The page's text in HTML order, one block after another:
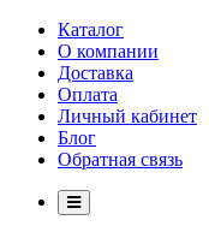
Каталог
О компании
Доставка
Оплата
Личный кабинет
Блог
Обратная связь